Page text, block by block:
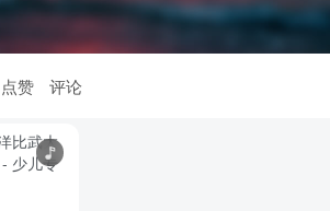
注册领积分 尊享全站权益
点赞 评论